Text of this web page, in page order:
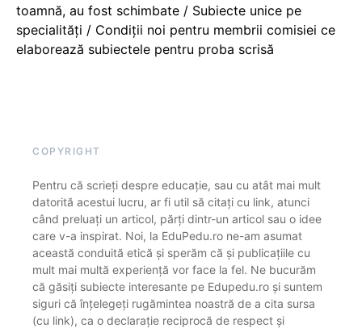
toamnă, au fost schimbate / Subiecte unice pe
specialități / Condiții noi pentru membrii comisiei ce
elaborează subiectele pentru proba scrisă
COPYRIGHT
Pentru că scrieți despre educație, sau cu atât mai mult
datorită acestui lucru, ar fi util să citați cu link, atunci
când preluați un articol, părți dintr-un articol sau o idee
care v-a inspirat. Noi, la EduPedu.ro ne-am asumat
această conduită etică și sperăm că și publicațiile cu
mult mai multă experiență vor face la fel. Ne bucurăm
că găsiți subiecte interesante pe Edupedu.ro și suntem
siguri că înțelegeți rugămintea noastră de a cita sursa
(cu link), ca o declarație reciprocă de respect și